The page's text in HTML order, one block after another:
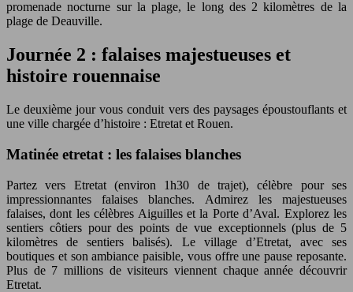
promenade nocturne sur la plage, le long des 2 kilomètres de la
plage de Deauville.
Journée 2 : falaises majestueuses et
histoire rouennaise
Le deuxième jour vous conduit vers des paysages époustouflants et
une ville chargée d’histoire : Etretat et Rouen.
Matinée etretat : les falaises blanches
Partez vers Etretat (environ 1h30 de trajet), célèbre pour ses
impressionnantes falaises blanches. Admirez les majestueuses
falaises, dont les célèbres Aiguilles et la Porte d’Aval. Explorez les
sentiers côtiers pour des points de vue exceptionnels (plus de 5
kilomètres de sentiers balisés). Le village d’Etretat, avec ses
boutiques et son ambiance paisible, vous offre une pause reposante.
Plus de 7 millions de visiteurs viennent chaque année découvrir
Etretat.